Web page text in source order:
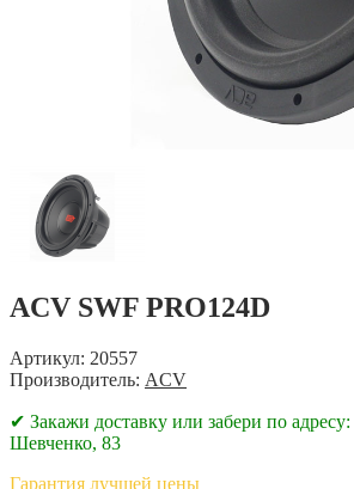
ACV SWF PRO124D
Артикул: 20557
Производитель: ACV
✔ Закажи доставку или забери по
Шевченко, 83
Гарантия лучшей цены